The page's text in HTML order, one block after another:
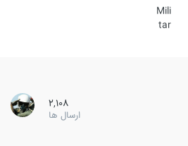
Mili
tar
2,108
ارسال ها